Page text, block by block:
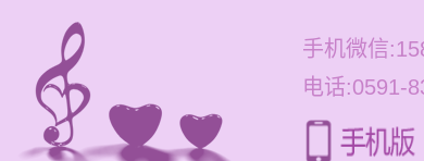
手机微信
电话:0591-